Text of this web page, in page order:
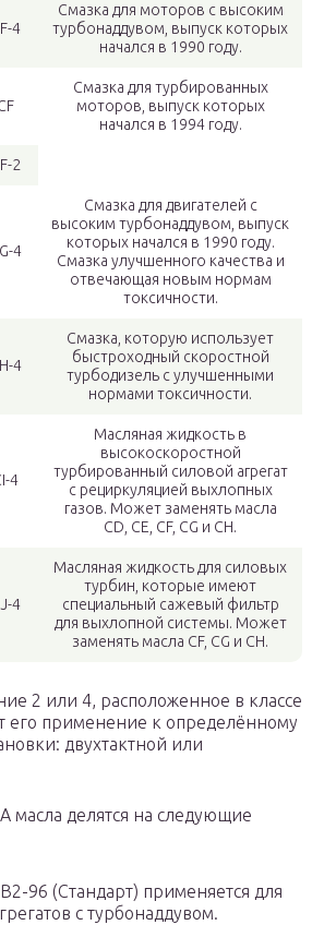
4
Смазка для моторов с высоким
турбонаддувом, выпуск которых
начался в 1990 году.
Смазка для турбированных
моторов, выпуск которых
начался в 1994 году.
2
4
Смазка для двигателей с
высоким турбонаддувом, выпуск
которых начался в 1990 году.
Смазка улучшенного качества и
отвечающая новым нормам
токсичности.
4
Смазка, которую использует
быстроходный скоростной
турбодизель с улучшенными
нормами токсичности.
4
Масляная жидкость в
высокоскоростной
турбированный силовой агрегат
с рециркуляцией выхлопных
газов. Может заменять масла
СD, СЕ, СF, СG и СН.
4
Масляная жидкость для силовых
турбин, которые имеют
специальный сажевый фильтр
для выхлопной системы. Может
заменять масла СF, СG и СН.
2 или 4, расположенное в классе
его применение к определённому
двухтактной или
масла делятся на следующие
96 (Стандарт) применяется для
с турбонаддувом.